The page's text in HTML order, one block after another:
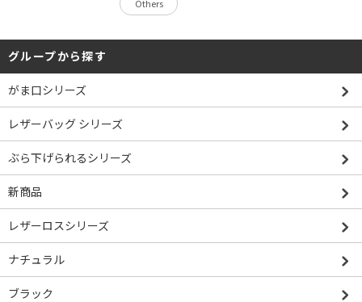
Others
グループから探す
がま口シリーズ
レザーバッグ シリーズ
ぶら下げられるシリーズ
新商品
レザーロスシリーズ
ナチュラル
ブラック